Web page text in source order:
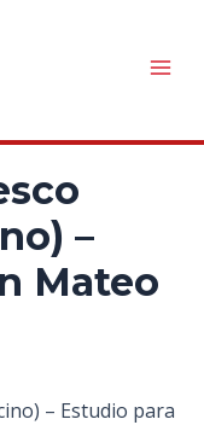
–
Mateo
– Estudio para